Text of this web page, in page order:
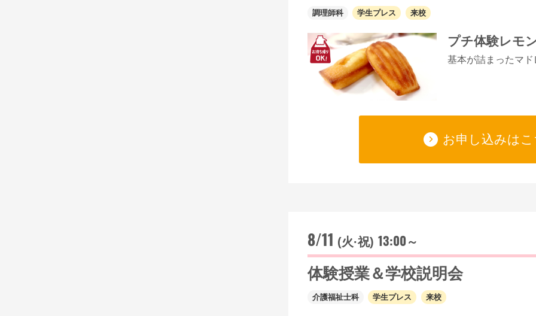
調理師科 学生プレス 来校
プチ体験レモ
基本が詰まったマ
お申し込みは
8/11 (火·祝) 13:00～
体験授業＆学校説明会
介護福祉士科 学生プレス 来校